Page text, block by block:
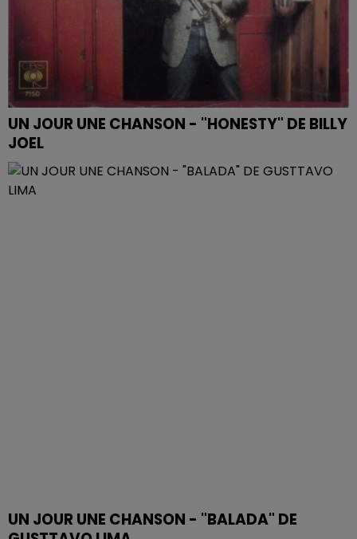
UN JOUR UNE CHANSON - "HONESTY" DE BILLY
JOEL
UN JOUR UNE CHANSON - "BALADA" DE